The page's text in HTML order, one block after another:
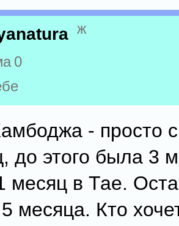
ж
0
- просто
до этого была 3
месяц в Тае.
месяца. Кто